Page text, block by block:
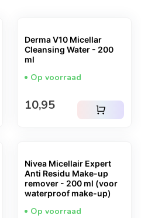
Derma V10 Micellar
Cleansing Water - 200
ml
Op voorraad
Normale prijs
10,95 shopping_cart
Nivea Micellair Expert
Anti Residu Make-up
remover - 200 ml (voor
waterproof make-up)
Op voorraad